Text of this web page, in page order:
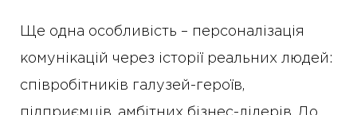
Ще одна особливість – персоналізація
комунікацій через історії реальних людей:
співробітників галузей-героїв,